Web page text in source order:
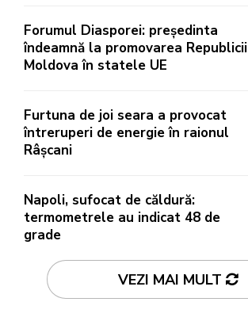
Forumul Diasporei: președinta
îndeamnă la promovarea Republicii
Moldova în statele UE
Furtuna de joi seara a provocat
întreruperi de energie în raionul
Râșcani
Napoli, sufocat de căldură:
termometrele au indicat 48 de
grade
VEZI MAI MULT